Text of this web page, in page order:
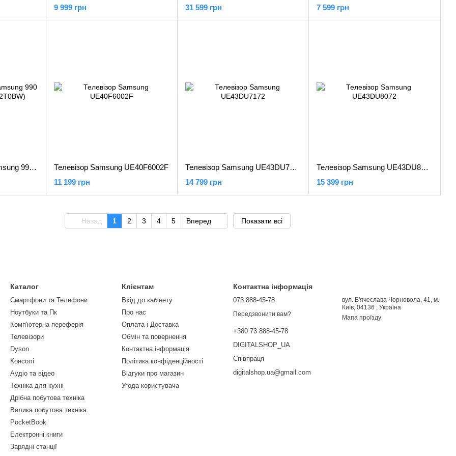
9 999 грн 31 599 грн 7 599 грн
SSD накопичувач Samsung 990 PRO 2 TB (MZ-V9P2T0BW)
Телевізор Samsung UE40F6002F
11 199 грн
Телевізор Samsung UE43DU7172
14 799 грн
Телевізор Samsung UE43DU8072
15 399 грн
Назад 1 2 3 4 5 Вперед Показати всі
Каталог
Смартфони та Телефони
Ноутбуки та Пк
Комп'ютерна переферія
Телевізори
Dyson
Консолі
Аудіо та відео
Техніка для кухні
Дрібна побутова техніка
Велика побутова техніка
PocketBook
Електронні книги
Зарядні станції
Клієнтам
Вхід до кабінету
Про нас
Оплата і Доставка
Обмін та повернення
Контактна інформація
Політика конфіденційності
Відгуки про магазин
Угода користувача
Контактна інформація
073 888-45-78
Передзвонити вам?
+380 73 888-45-78
DIGITALSHOP_UA
Співпраця
digitalshop.ua@gmail.com
вул. В'ячеслава Чорновола, 41, м.
Київ, 04136 , Україна
Мапа проїзду